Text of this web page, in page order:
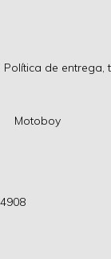
Política de entrega,
Motoboy